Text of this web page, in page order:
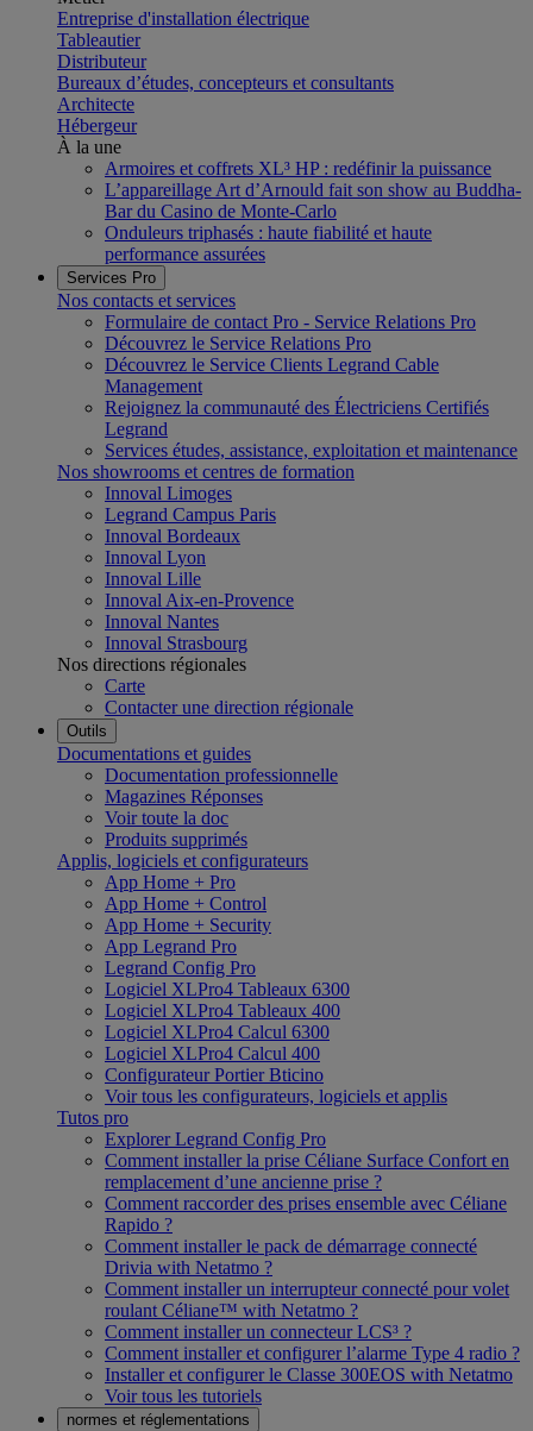
Entreprise d'installation électrique
Tableautier
Distributeur
Bureaux d’études, concepteurs et consultants
Architecte
Hébergeur
À la une
Armoires et coffrets XL³ HP : redéfinir la puissance
L’appareillage Art d’Arnould fait son show au Buddha-
Bar du Casino de Monte-Carlo
Onduleurs triphasés : haute fiabilité et haute
performance assurées
Services Pro
Nos contacts et services
Formulaire de contact Pro - Service Relations Pro
Découvrez le Service Relations Pro
Découvrez le Service Clients Legrand Cable
Management
Rejoignez la communauté des Électriciens Certifiés
Legrand
Services études, assistance, exploitation et maintenance
Nos showrooms et centres de formation
Innoval Limoges
Legrand Campus Paris
Innoval Bordeaux
Innoval Lyon
Innoval Lille
Innoval Aix-en-Provence
Innoval Nantes
Innoval Strasbourg
Nos directions régionales
Carte
Contacter une direction régionale
Outils
Documentations et guides
Documentation professionnelle
Magazines Réponses
Voir toute la doc
Produits supprimés
Applis, logiciels et configurateurs
App Home + Pro
App Home + Control
App Home + Security
App Legrand Pro
Legrand Config Pro
Logiciel XLPro4 Tableaux 6300
Logiciel XLPro4 Tableaux 400
Logiciel XLPro4 Calcul 6300
Logiciel XLPro4 Calcul 400
Configurateur Portier Bticino
Voir tous les configurateurs, logiciels et applis
Tutos pro
Explorer Legrand Config Pro
Comment installer la prise Céliane Surface Confort en
remplacement d’une ancienne prise ?
Comment raccorder des prises ensemble avec Céliane
Rapido ?
Comment installer le pack de démarrage connecté
Drivia with Netatmo ?
Comment installer un interrupteur connecté pour volet
roulant Céliane™ with Netatmo ?
Comment installer un connecteur LCS³ ?
Comment installer et configurer l’alarme Type 4 radio ?
Installer et configurer le Classe 300EOS with Netatmo
Voir tous les tutoriels
normes et réglementations